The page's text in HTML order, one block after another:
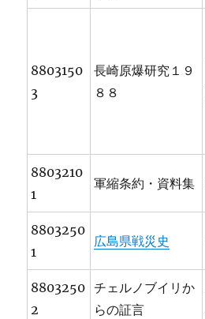
8803150
3
長崎原爆研究１９
８８
8803210
1
軍縮条約・資料集
8803250
1
広島県戦災史
8803250
2
チェルノブイリか
らの証言